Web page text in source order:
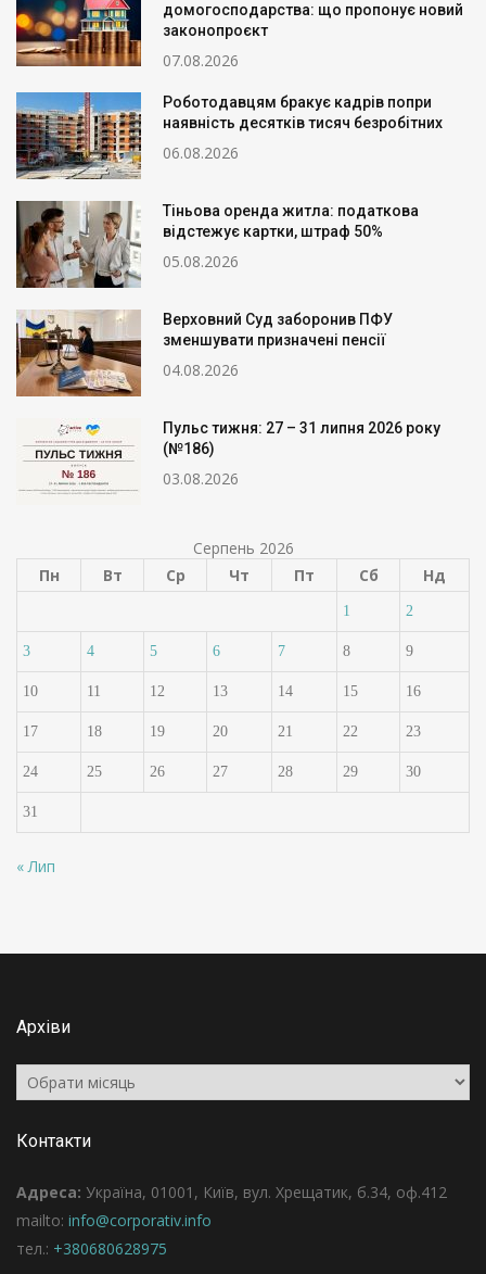
домогосподарства: що пропонує новий
законопроєкт
07.08.2026
Роботодавцям бракує кадрів попри
наявність десятків тисяч безробітних
06.08.2026
Тіньова оренда житла: податкова
відстежує картки, штраф 50%
05.08.2026
Верховний Суд заборонив ПФУ
зменшувати призначені пенсії
04.08.2026
Пульс тижня: 27 – 31 липня 2026 року
(№186)
03.08.2026
Серпень 2026
Пн
Вт Ср Чт Пт Сб Нд
1 2
3 4 5 6 7 8 9
10 11 12 13 14 15 16
17 18 19 20 21 22 23
24 25 26 27 28 29 30
31
« Лип
Архіви
Архіви
Контакти
Адреса: Україна, 01001, Київ, вул. Хрещатик, б.34, оф.412
mailto: info@corporativ.info
тел.: +380680628975